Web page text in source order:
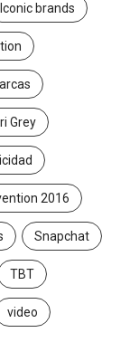
Iconic brands
Grey
2016
Snapchat
TBT
video